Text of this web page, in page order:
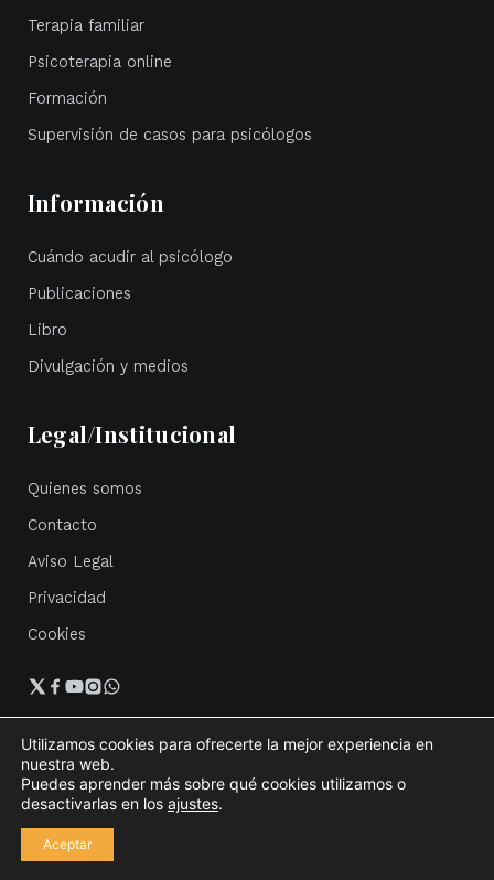
Terapia familiar
Psicoterapia online
Formación
Supervisión de casos para psicólogos
Información
Cuándo acudir al psicólogo
Publicaciones
Libro
Divulgación y medios
Legal/Institucional
Quienes somos
Contacto
Aviso Legal
Privacidad
Cookies
Política de privacidad CookiesMapa del sitio
Aviso Legal
©2026 Psicología y Psicoterapia Miguel Ángel · Posicionamiento
Utilizamos cookies para ofrecerte la mejor experiencia en
nuestra web.
Puedes aprender más sobre qué cookies utilizamos o
desactivarlas en los ajustes.
Aceptar